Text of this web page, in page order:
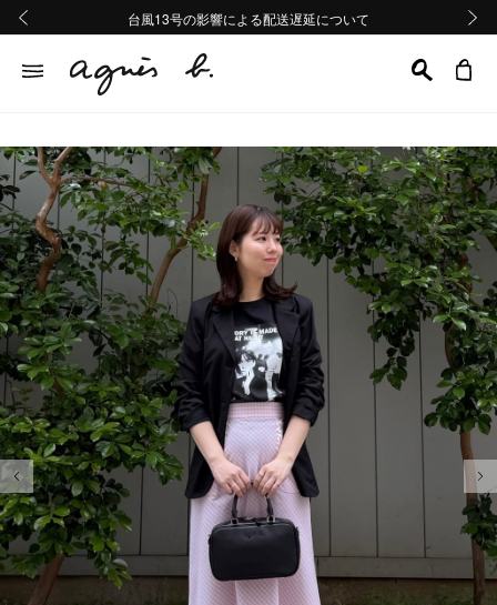
熊本地域地震の影響による配送遅延について
Summer Sale 2buy10%OFF!!
台風13号の影響による配送遅延について
熊本地域地震の影響による配送遅延について
Summer Sale 2buy10%OFF!!
前の画像